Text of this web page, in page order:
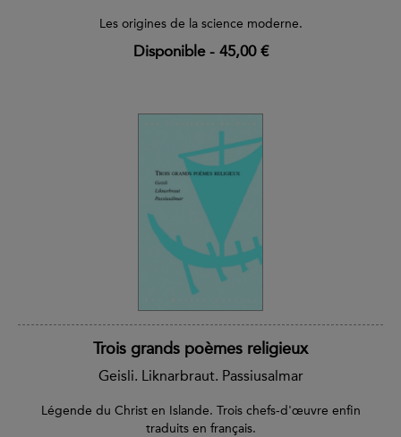
Les origines de la science moderne.
Disponible- 45,00 €
Trois grands poèmes religieux
Geisli. Liknarbraut. Passiusalmar
Légende du Christ en Islande. Trois chefs-d'œuvre enfin
traduits en français.